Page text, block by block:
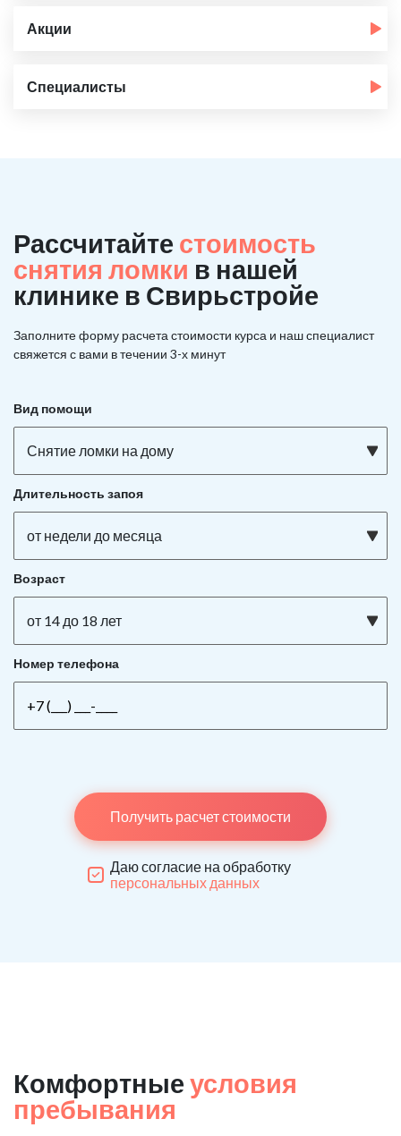
Акции
Специалисты
Рассчитайте стоимость
снятия ломки в нашей
клинике в Свирьстройе
Заполните форму расчета стоимости курса и наш специалист
свяжется с вами в течении 3-х минут
Вид помощи
Снятие ломки на дому
Длительность запоя
от недели до месяца
Возраст
от 14 до 18 лет
Номер телефона
Получить расчет стоимости
Даю согласие на обработку
персональных данных
Комфортные условия
пребывания